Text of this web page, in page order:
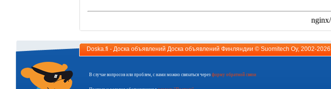
Doska.fi - Доска объявлений Доска объявлений Финляндии © Suomitech Oy, 2002-2026
В случае вопросов или проблем, с нами можно связаться через форму обратной связи